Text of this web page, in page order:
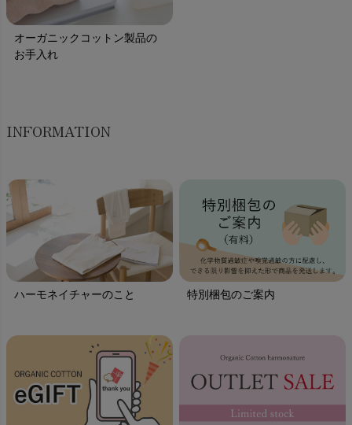
オーガニックコットン製品の
お手入れ
INFORMATION
ハーモネイチャーのこと 特別梱包のご案内